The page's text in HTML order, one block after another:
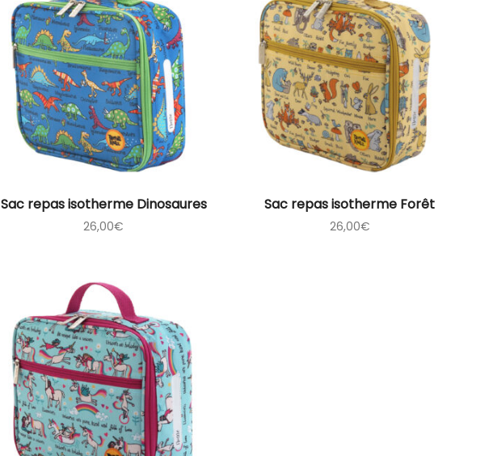
Sac repas isotherme Dinosaures
26,00€
Sac repas isotherme Forêt
26,00€